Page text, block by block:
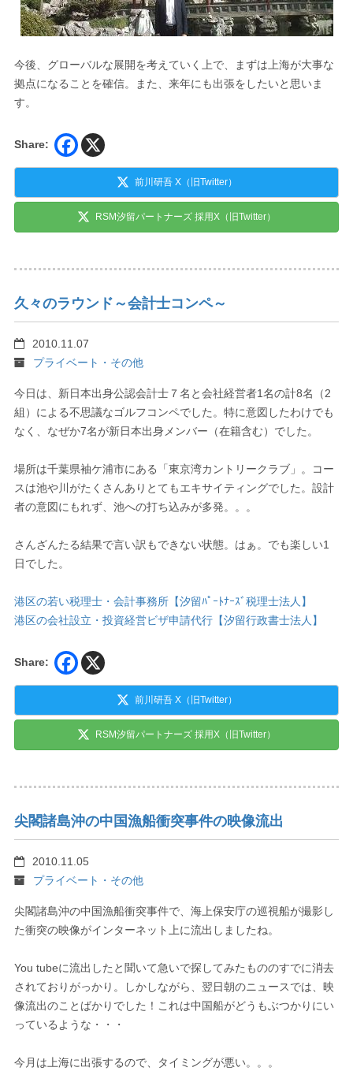
今後、グローバルな展開を考えていく上で、まずは上海が大事な
拠点になることを確信。また、来年にも出張をしたいと思いま
す。
Share:
前川研吾 X（旧Twitter）
RSM汐留パートナーズ 採用X（旧Twitter）
久々のラウンド～会計士コンペ～
2010.11.07
プライベート・その他
今日は、新日本出身公認会計士７名と会社経営者1名の計8名（2
組）による不思議なゴルフコンペでした。特に意図したわけでも
なく、なぜか7名が新日本出身メンバー（在籍含む）でした。
場所は千葉県袖ケ浦市にある「東京湾カントリークラブ」。コー
スは池や川がたくさんありとてもエキサイティングでした。設計
者の意図にもれず、池への打ち込みが多発。。。
さんざんたる結果で言い訳もできない状態。はぁ。でも楽しい1
日でした。
港区の若い税理士・会計事務所【汐留ﾊﾟｰﾄﾅｰｽﾞ税理士法人】
港区の会社設立・投資経営ビザ申請代行【汐留行政書士法人】
Share:
前川研吾 X（旧Twitter）
RSM汐留パートナーズ 採用X（旧Twitter）
尖閣諸島沖の中国漁船衝突事件の映像流出
2010.11.05
プライベート・その他
尖閣諸島沖の中国漁船衝突事件で、海上保安庁の巡視船が撮影し
た衝突の映像がインターネット上に流出しましたね。
You tubeに流出したと聞いて急いで探してみたもののすでに消去
されておりがっかり。しかしながら、翌日朝のニュースでは、映
像流出のことばかりでした！これは中国船がどうもぶつかりにい
っているような・・・
今月は上海に出張するので、タイミングが悪い。。。